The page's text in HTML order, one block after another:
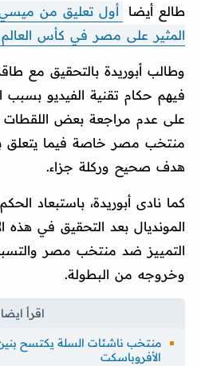
طالع أيضا
أول تعليق من ميسي
المثير على مصر في كأس العالم
وطالب أبوريدة بالتحقيق مع
فيهم حكام تقنية الفيديو بسبب
على عدم مراجعة بعض اللقطات
منتخب مصر خاصة فيما يتعلق
هدف صحيح وركلة جزاء.
كما نادى أبوريدة، باستبعاد
المونديال بعد التحقيق في هذه
التمييز ضد منتخب مصر
وخروجه من البطولة.
منتخب ناشئات السلة يكتسح
الأفروباسكت